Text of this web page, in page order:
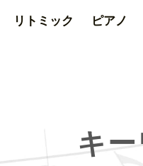
リトミック ピアノ
キ